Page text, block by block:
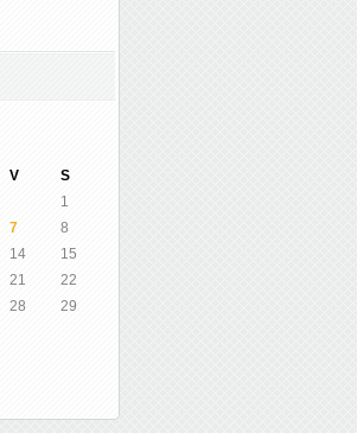
V S
1
7
8
14
15
21
22
28
29